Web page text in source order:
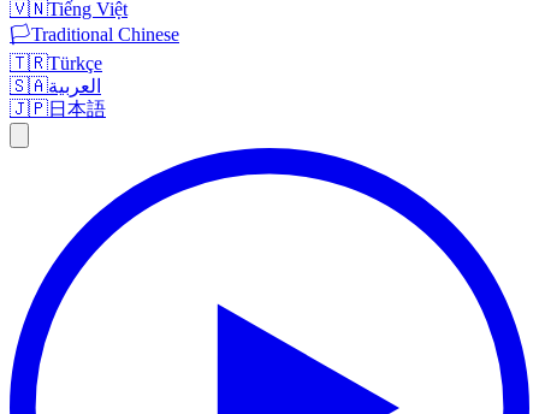
🇻🇳Tiếng Việt
🏳️Traditional Chinese
🇹🇷Türkçe
🇸🇦العربية
🇯🇵日本語